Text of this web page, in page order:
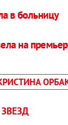
в больницу
на